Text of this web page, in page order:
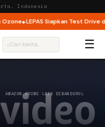
Indonesia
LEPAS Siapkan Test Drive
⌕ ☰
AMAZON PRIME LITE DIBANDEROL